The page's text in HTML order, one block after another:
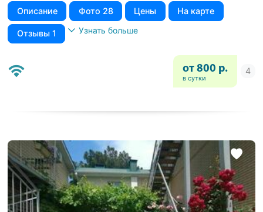
Описание Фото 28 Цены На карте
Отзывы 1 Узнать больше
от 800 р.
в сутки